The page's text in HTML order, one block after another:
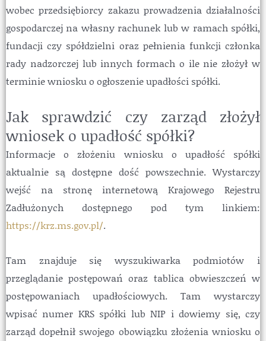
wobec przedsiębiorcy zakazu prowadzenia działalności
gospodarczej na własny rachunek lub w ramach spółki,
fundacji czy spółdzielni oraz pełnienia funkcji członka
rady nadzorczej lub innych formach o ile nie złożył w
terminie wniosku o ogłoszenie upadłości spółki.
Jak sprawdzić czy zarząd złożył
wniosek o upadłość spółki?
Informacje o złożeniu wniosku o upadłość spółki
aktualnie są dostępne dość powszechnie. Wystarczy
wejść na stronę internetową Krajowego Rejestru
Zadłużonych dostępnego pod tym linkiem:
https://krz.ms.gov.pl/.
Tam znajduje się wyszukiwarka podmiotów i
przeglądanie postępowań oraz tablica obwieszczeń w
postępowaniach upadłościowych. Tam wystarczy
wpisać numer KRS spółki lub NIP i dowiemy się, czy
zarząd dopełnił swojego obowiązku złożenia wniosku o